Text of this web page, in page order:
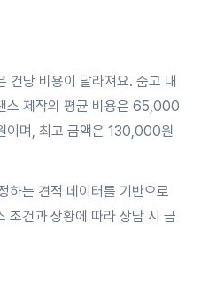
건당 비용이 달라져요. 숨고 내
스 제작의 평균 비용은 65,000
이며, 최고 금액은 130,000원
하는 견적 데이터를 기반으로
조건과 상황에 따라 상담 시 금